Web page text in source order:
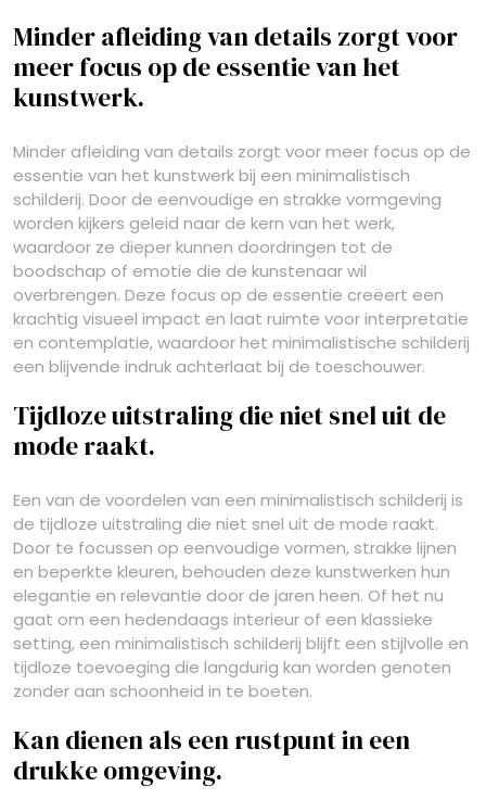
Minder afleiding van details zorgt voor
meer focus op de essentie van het
kunstwerk.
Minder afleiding van details zorgt voor meer focus op de
essentie van het kunstwerk bij een minimalistisch
schilderij. Door de eenvoudige en strakke vormgeving
worden kijkers geleid naar de kern van het werk,
waardoor ze dieper kunnen doordringen tot de
boodschap of emotie die de kunstenaar wil
overbrengen. Deze focus op de essentie creëert een
krachtig visueel impact en laat ruimte voor interpretatie
en contemplatie, waardoor het minimalistische schilderij
een blijvende indruk achterlaat bij de toeschouwer.
Tijdloze uitstraling die niet snel uit de
mode raakt.
Een van de voordelen van een minimalistisch schilderij is
de tijdloze uitstraling die niet snel uit de mode raakt.
Door te focussen op eenvoudige vormen, strakke lijnen
en beperkte kleuren, behouden deze kunstwerken hun
elegantie en relevantie door de jaren heen. Of het nu
gaat om een hedendaags interieur of een klassieke
setting, een minimalistisch schilderij blijft een stijlvolle en
tijdloze toevoeging die langdurig kan worden genoten
zonder aan schoonheid in te boeten.
Kan dienen als een rustpunt in een
drukke omgeving.